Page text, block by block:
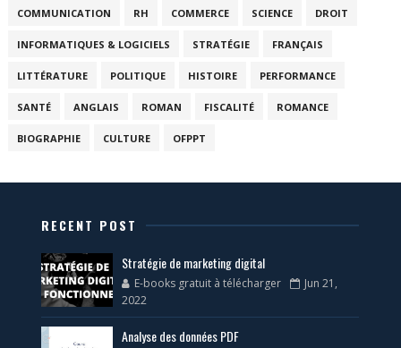
COMMUNICATION RH COMMERCE SCIENCE DROIT
INFORMATIQUES & LOGICIELS STRATÉGIE FRANÇAIS
LITTÉRATURE POLITIQUE HISTOIRE PERFORMANCE
SANTÉ ANGLAIS ROMAN FISCALITÉ ROMANCE
BIOGRAPHIE CULTURE OFPPT
RECENT POST
Stratégie de marketing digital
E-books gratuit à télécharger
Jun 21,
2022
Analyse des données PDF